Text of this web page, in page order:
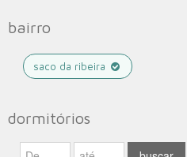
bairro
saco da ribeira
dormitórios